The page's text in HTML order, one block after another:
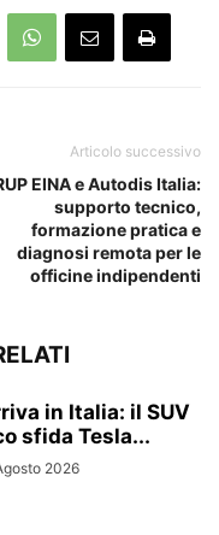
Articolo successivo
EINA e Autodis Italia:
supporto tecnico,
formazione pratica e
diagnosi remota per le
officine indipendenti
in Italia: il SUV
sfida Tesla...
2026